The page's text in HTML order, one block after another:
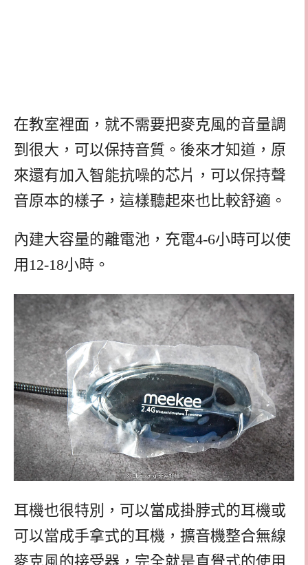
在教室裡面，就不需要把麥克風的音量調
到很大，可以保持音質。後來才知道，原
來還有加入智能抗噪的芯片，可以保持聲
音原本的樣子，這樣聽起來也比較舒適。
內建大容量的離電池，充電4-6小時可以使
用12-18小時。
耳機也很特別，可以當成掛脖式的耳機或
可以當成手拿式的耳機，擴音機整合無線
麥克風的接受器，完全就是直覺式的使用